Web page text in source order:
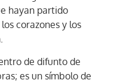
hayan partido
corazones y los
de difunto de
es un símbolo de